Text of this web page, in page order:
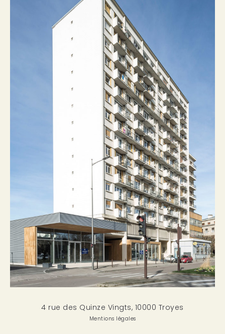
4 rue des Quinze Vingts, 10000 Troyes
Mentions légales